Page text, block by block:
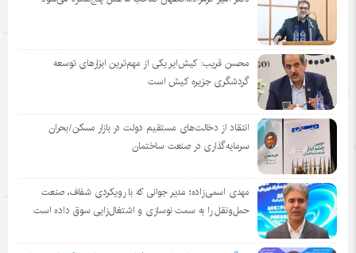
محسن قریب: کیش‌ایر یکی از مهم‌ترین ابزارهای توسعه
گردشگری جزیره کیش است
انتقاد از دخالت‌های مستقیم دولت در بازار مسکن/بحران
سرمایه‌گذاری در صنعت ساختمان
مهدی اسمی‌زاده؛ مدیر جوانی که با رویکردی شفاف، صنعت
حمل‌ونقل را به سمت نوسازی و اشتغال‌زایی سوق داده است